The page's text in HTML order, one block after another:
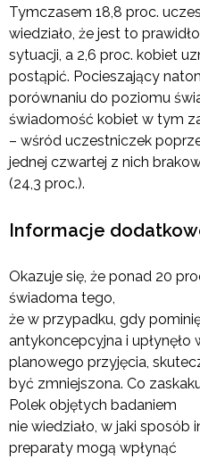
Tymczasem 18,8 proc.
wiedziało, że jest to
sytuacji, a 2,6 proc. kobiet
postąpić. Pocieszający
porównaniu do poziomu
świadomość kobiet w tym
– wśród uczestniczek
jednej czwartej z nich
(24,3 proc.).
Informacje
Okazuje się, że ponad 20
świadoma tego,
że w przypadku, gdy
antykoncepcyjna i upłynęło
planowego przyjęcia,
być zmniejszona. Co
Polek objętych badaniem
nie wiedziało, w jaki
preparaty mogą wpłynąć